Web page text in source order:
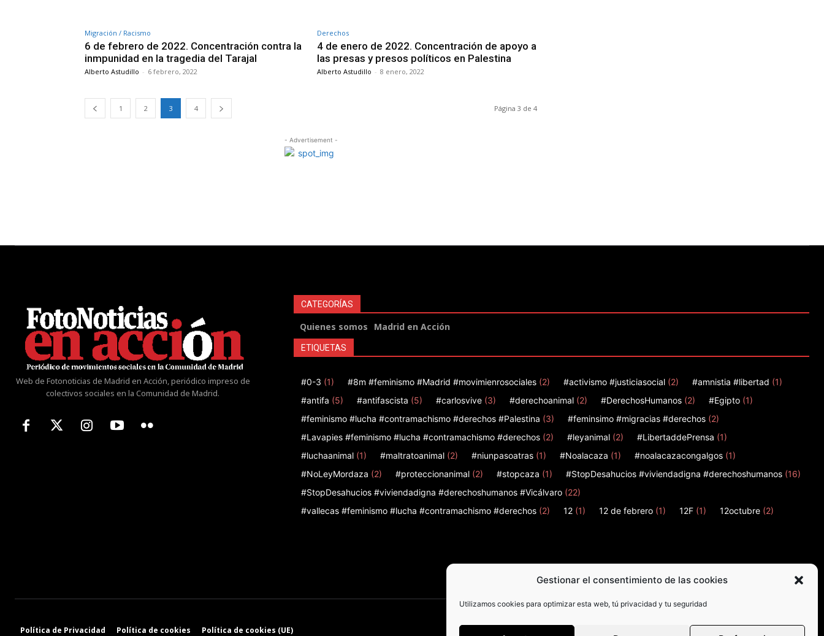
Gestionar el consentimiento de las cookies
Utilizamos cookies para optimizar esta web, tú privacidad y tu seguridad
Migración / Racismo
6 de febrero de 2022. Concentración contra la
inmpunidad en la tragedia del Tarajal
Alberto Astudillo - 6 febrero, 2022
Derechos
4 de enero de 2022. Concentración de apoyo a
las presas y presos políticos en Palestina
Alberto Astudillo - 8 enero, 2022
1 2 3 4 Página 3 de 4
- Advertisement -
Web de Fotonoticias de Madrid en Acción, periódico impreso de
colectivos sociales en la Comunidad de Madrid.
CATEGORÍAS
Quienes somos Madrid en Acción
ETIQUETAS
#0-3 (1) #8m #feminismo #Madrid #movimienrosociales (2) #activismo #justiciasocial (2) #amnistia #libertad (1)
#antifa (5) #antifascista (5) #carlosvive (3) #derechoanimal (2) #DerechosHumanos (2) #Egipto (1)
#feminismo #lucha #contramachismo #derechos #Palestina (3) #feminsimo #migracias #derechos (2)
#Lavapies #feminismo #lucha #contramachismo #derechos (2) #leyanimal (2) #LibertaddePrensa (1)
#luchaanimal (1) #maltratoanimal (2) #niunpasoatras (1) #Noalacaza (1) #noalacazacongalgos (1)
#NoLeyMordaza (2) #proteccionanimal (2) #stopcaza (1) #StopDesahucios #viviendadigna #derechoshumanos (16)
#StopDesahucios #viviendadigna #derechoshumanos #Vicálvaro (22)
#vallecas #feminismo #lucha #contramachismo #derechos (2) 12 (1) 12 de febrero (1) 12F (1) 12octubre (2)
Política de Privacidad Política de cookies Política de cookies (UE)